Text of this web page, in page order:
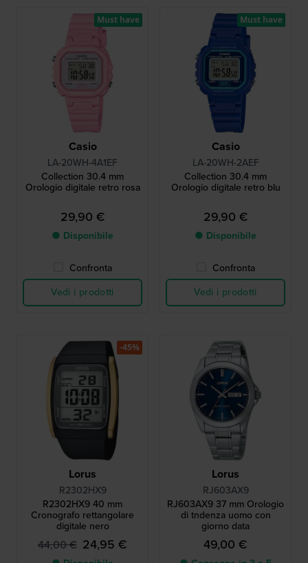
Casio
LA-20WH-4A1EF
Collection 30.4 mm
Orologio digitale retro rosa
29,90 €
● Disponibile
Confronta
Vedi i prodotti
Must have
Casio
LA-20WH-2AEF
Collection 30.4 mm
Orologio digitale retro blu
29,90 €
● Disponibile
Confronta
Vedi i prodotti
Must have
Lorus
R2302HX9
R2302HX9 40 mm
Cronografo rettangolare
digitale nero
44,00 € 24,95 €
-45%
Lorus
RJ603AX9
RJ603AX9 37 mm Orologio
di tndenza uomo con
giorno data
49,00 €